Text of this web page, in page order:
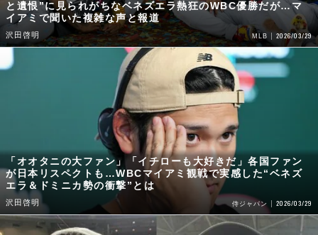
と遺恨”に見られがちなベネズエラ熱狂のWBC優勝だが…マ
イアミで聞いた複雑な声と報道
沢田啓明 MLB 2026/03/29
「オオタニの大ファン」「イチローも大好きだ」各国ファン
が日本リスペクトも…WBCマイアミ観戦で実感した“ベネズ
エラ＆ドミニカ勢の衝撃”とは
沢田啓明 侍ジャパン 2026/03/29